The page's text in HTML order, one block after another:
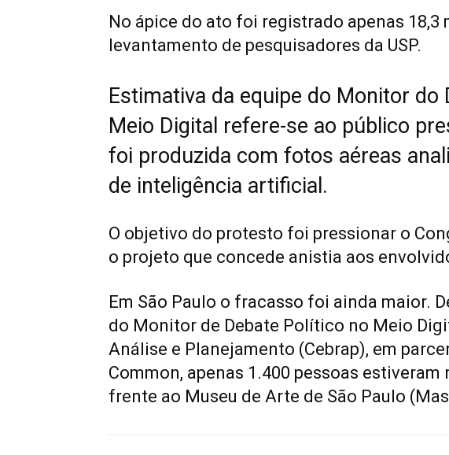
No ápice do ato foi registrado apenas 18,3
levantamento de pesquisadores da USP.
Estimativa da equipe do Monitor do
Meio Digital refere-se ao público
foi produzida com fotos aéreas
de inteligência artificial.
O objetivo do protesto foi pressionar o
o projeto que concede anistia aos
Em São Paulo o fracasso foi ainda maior.
do Monitor de Debate Político no Meio
Análise e Planejamento (Cebrap), em
Common, apenas 1.400 pessoas
frente ao Museu de Arte de São Paulo